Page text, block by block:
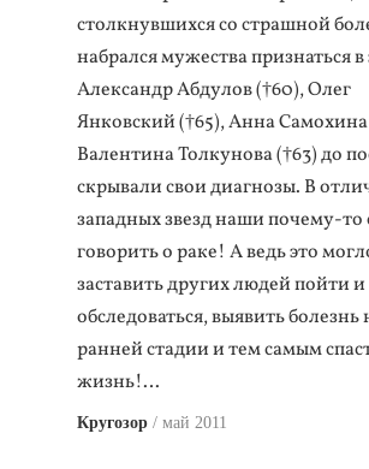
столкнувшихся со страшной
набрался мужества признаться в
Александр Абдулов (†60), Олег
Янковский (†65), Анна
Валентина Толкунова (†63) до
скрывали свои диагнозы. В
западных звезд наши почему-то
говорить о раке! А ведь это
заставить других людей пойти и
обследоваться, выявить болезнь
ранней стадии и тем самым
жизнь!…
Кругозор май 2011